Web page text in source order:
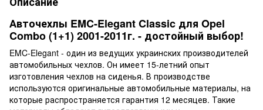
Авточехлы EMC-Elegant Classic для Opel
Combo (1+1) 2001-2011г. - достойный выбор!
EMC-Elegant - один из ведущих украинских производителей
автомобильных чехлов. Он имеет 15-летний опыт
изготовления чехлов на сиденья. В производстве
используются оригинальные автомобильные материалы, на
которые распространяется гарантия 12 месяцев. Такие